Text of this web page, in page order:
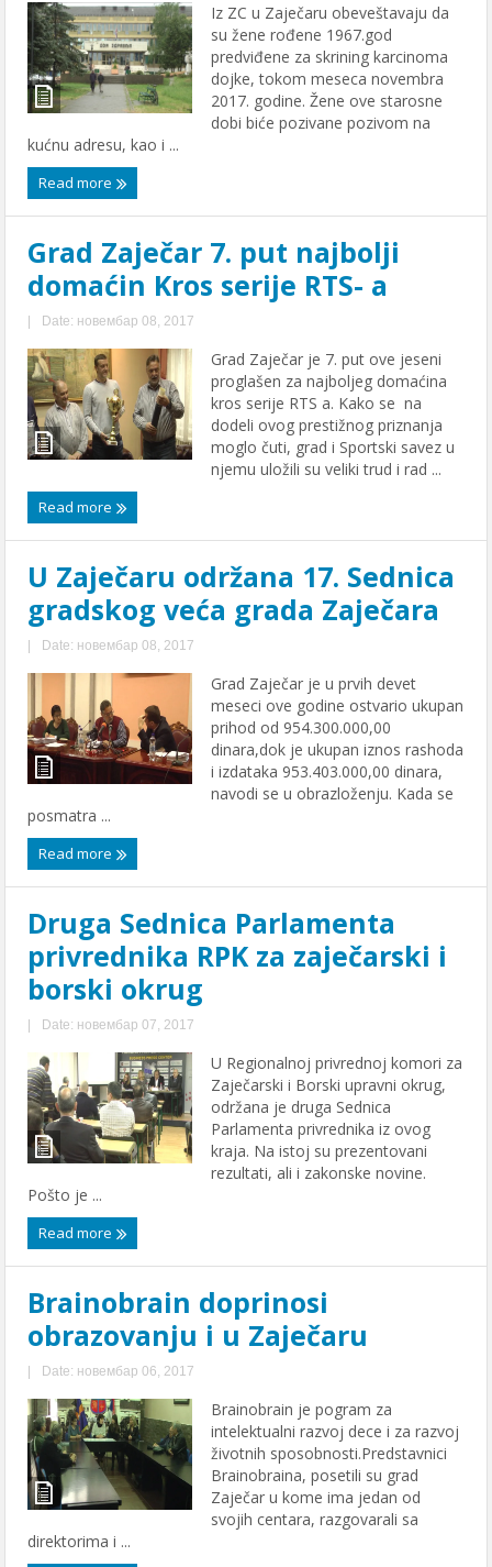
Iz ZC u Zaječaru obeveštavaju da
su žene rođene 1967.god
predviđene za skrining karcinoma
dojke, tokom meseca novembra
2017. godine. Žene ove starosne
dobi biće pozivane pozivom na
kućnu adresu, kao i ...
Read more
Grad Zaječar 7. put najbolji
domaćin Kros serije RTS- a
| Date: новембар 08, 2017
Grad Zaječar je 7. put ove jeseni
proglašen za najboljeg domaćina
kros serije RTS a. Kako se na
dodeli ovog prestižnog priznanja
moglo čuti, grad i Sportski savez u
njemu uložili su veliki trud i rad ...
Read more
U Zaječaru održana 17. Sednica
gradskog veća grada Zaječara
| Date: новембар 08, 2017
Grad Zaječar je u prvih devet
meseci ove godine ostvario ukupan
prihod od 954.300.000,00
dinara,dok je ukupan iznos rashoda
i izdataka 953.403.000,00 dinara,
navodi se u obrazloženju. Kada se
posmatra ...
Read more
Druga Sednica Parlamenta
privrednika RPK za zaječarski i
borski okrug
| Date: новембар 07, 2017
U Regionalnoj privrednoj komori za
Zaječarski i Borski upravni okrug,
održana je druga Sednica
Parlamenta privrednika iz ovog
kraja. Na istoj su prezentovani
rezultati, ali i zakonske novine.
Pošto je ...
Read more
Brainobrain doprinosi
obrazovanju i u Zaječaru
| Date: новембар 06, 2017
Brainobrain je pogram za
intelektualni razvoj dece i za razvoj
životnih sposobnosti.Predstavnici
Brainobraina, posetili su grad
Zaječar u kome ima jedan od
svojih centara, razgovarali sa
direktorima i ...